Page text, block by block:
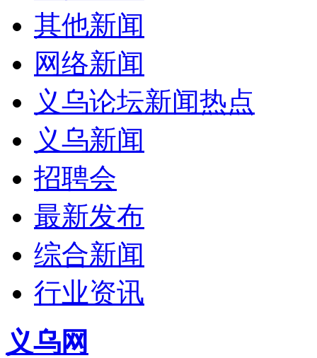
其他新闻
网络新闻
义乌论坛新闻热点
义乌新闻
招聘会
最新发布
综合新闻
行业资讯
义乌网